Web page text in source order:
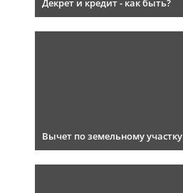
Декрет и кредит - как быть?
Вычет по земельному участку